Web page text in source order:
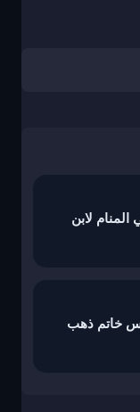
المنام لابن
خاتم ذهب